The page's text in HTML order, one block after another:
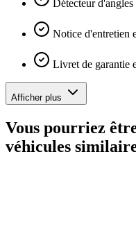
Détecteur d'angles
Notice d'entretien
Livret de garantie
Afficher plus
Vous pourriez
véhicules